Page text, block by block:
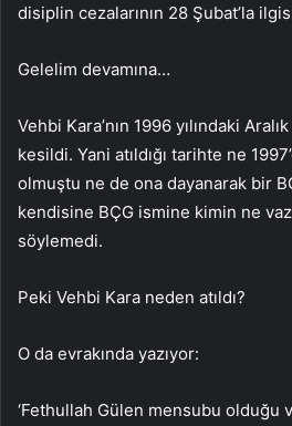
disiplin cezalarının 28 Şubat’la
Gelelim devamına…
Vehbi Kara’nın 1996 yılındaki
kesildi. Yani atıldığı tarihte ne
olmuştu ne de ona dayanarak bir
kendisine BÇG ismine kimin ne
söylemedi.
Peki Vehbi Kara neden atıldı?
O da evrakında yazıyor:
‘Fethullah Gülen mensubu olduğu